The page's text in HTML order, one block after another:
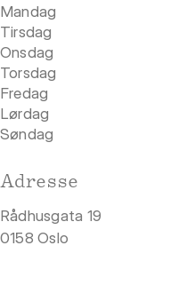
Mandag
Tirsdag
Onsdag
Torsdag
Fredag
Lørdag
Søndag
Adresse
Rådhusgata 19
0158 Oslo